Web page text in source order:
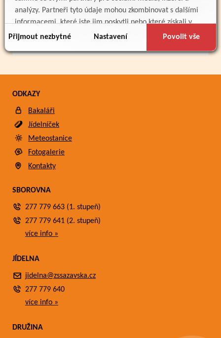
analýzy. Partneři tyto údaje mohou zkombinovat s dalšími
informacemi, které jste jim poskytli nebo které získali v
důsledku toho, že používáte jejich služby.
Přijmout nezbytné Nastavení Povolit vše
ODKAZY
Bakaláři
Jídelníček
Meteostanice
Fotogalerie
Kontakty
SBOROVNA
277 779 663 (1. stupeň)
277 779 641 (2. stupeň)
více info »
JÍDELNA
jidelna@zssazavska.cz
277 779 640
více info »
DRUŽINA